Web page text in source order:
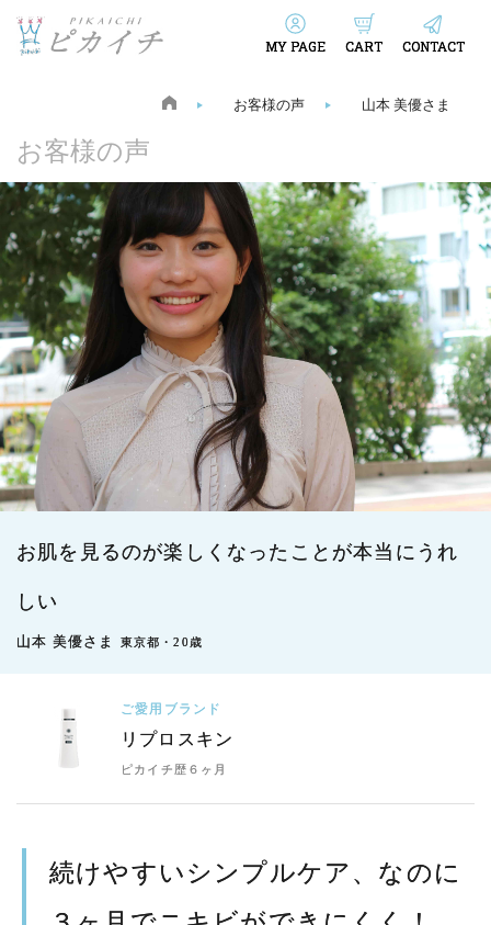
MY PAGE CART CONTACT
お客様の声 山本 美優さま
お客様の声
お肌を見るのが楽しくなったことが本当にうれ
しい
山本 美優さま 東京都・20歳
ご愛用ブランド
リプロスキン
ピカイチ歴６ヶ月
続けやすいシンプルケア、なのに